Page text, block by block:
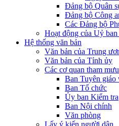
Đảng bộ Quân
Đảng bộ Công
Các Đảng bộ
Hoạt động của Uỷ
Hệ thống văn bản
Văn bản của Trung
Văn bản của Tỉnh ủy
Các cơ quan tham
Ban Tuyên giáo
Ban Tổ chức
Ủy ban Kiểm tra
Ban Nội chính
Văn phòng
Lấy ý kiến người dân